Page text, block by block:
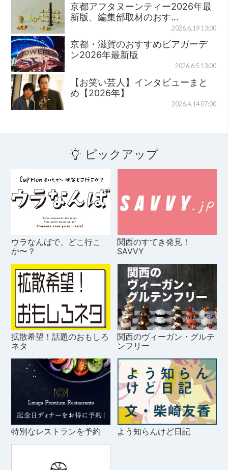
京都アフタヌーンティー2026年最
新版、編集部取材のおす…
2026.6.19 13:00
京都・滋賀のおすすめビアガーデ
ン2026年最新版
2026.6.5 13:00
【お笑い芸人】インタビューまと
め【2026年】
2026.4.14 07:00
ピックアップ
ウラなんばで、どこ行こ
か〜？
関西のすてき発見！
SAVVY
拡散希望！話題のおもしろ
ネタ
関西のヴィーガン・グルテ
ンフリー
特別なレストランを予約 よう知らんけど日記